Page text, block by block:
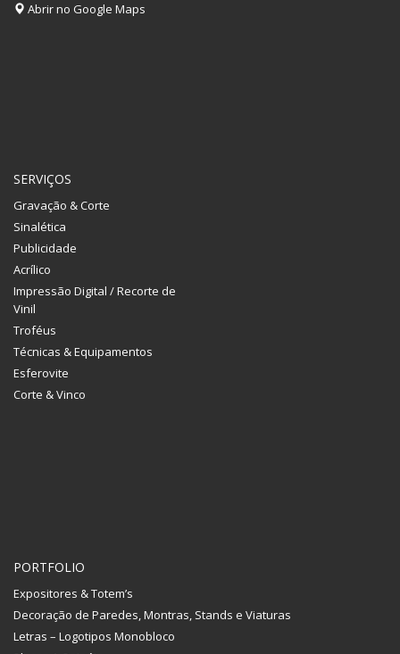
Abrir no Google Maps
SERVIÇOS
Gravação & Corte
Sinalética
Publicidade
Acrílico
Impressão Digital / Recorte de
Vinil
Troféus
Técnicas & Equipamentos
Esferovite
Corte & Vinco
PORTFOLIO
Expositores & Totem’s
Decoração de Paredes, Montras, Stands e Viaturas
Letras – Logotipos Monobloco